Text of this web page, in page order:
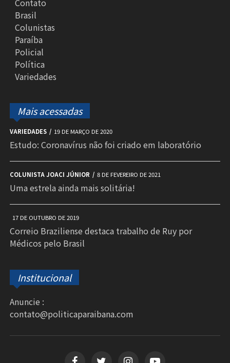
Contato
Brasil
Colunistas
Paraíba
Policial
Política
Variedades
Mais acessadas
VARIEDADES 19 DE MARÇO DE 2020
Estudo: Coronavírus não foi criado em laboratório
COLUNISTA JOACI JÚNIOR 8 DE FEVEREIRO DE 2021
Uma estrela ainda mais solitária!
17 DE OUTUBRO DE 2019
Correio Braziliense destaca trabalho de Ruy por
Médicos pelo Brasil
Institucional
Anuncie :
contato@politicaparaibana.com